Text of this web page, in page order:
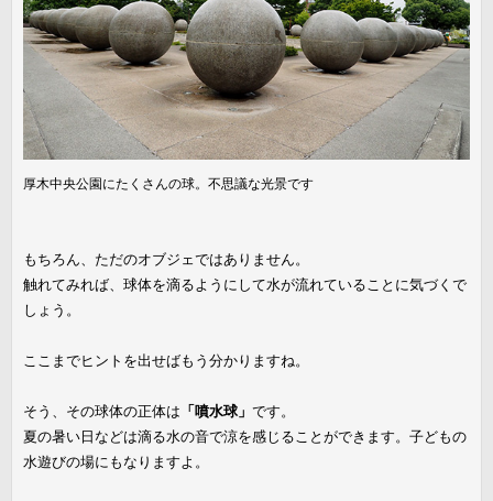
厚木中央公園にたくさんの球。不思議な光景です
もちろん、ただのオブジェではありません。
触れてみれば、球体を滴るようにして水が流れていることに気づくで
しょう。
ここまでヒントを出せばもう分かりますね。
そう、その球体の正体は 「噴水球」 です。
夏の暑い日などは滴る水の音で涼を感じることができます。子どもの
水遊びの場にもなりますよ。